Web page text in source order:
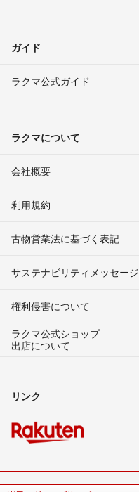
ガイド
ラクマ公式ガイド
ラクマについて
会社概要
利用規約
古物営業法に基づく表記
サステナビリティメッセージ
権利侵害について
ラクマ公式ショップ
出店について
リンク